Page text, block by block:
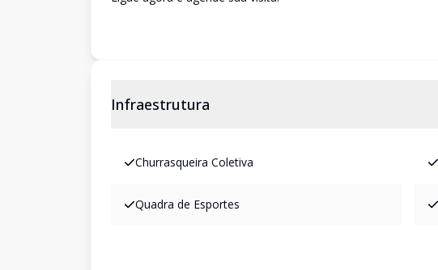
Infraestrutura
Churrasqueira Coletiva
Quadra de Esportes